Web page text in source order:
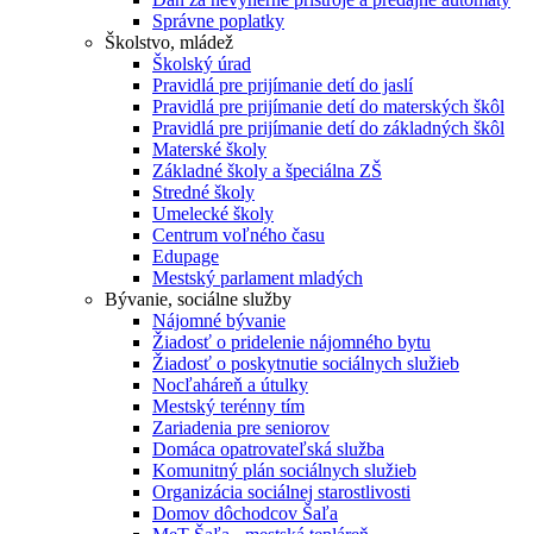
Správne poplatky
Školstvo, mládež
Školský úrad
Pravidlá pre prijímanie detí do jaslí
Pravidlá pre prijímanie detí do materských škôl
Pravidlá pre prijímanie detí do základných škôl
Materské školy
Základné školy a špeciálna ZŠ
Stredné školy
Umelecké školy
Centrum voľného času
Edupage
Mestský parlament mladých
Bývanie, sociálne služby
Nájomné bývanie
Žiadosť o pridelenie nájomného bytu
Žiadosť o poskytnutie sociálnych služieb
Nocľaháreň a útulky
Mestský terénny tím
Zariadenia pre seniorov
Domáca opatrovateľská služba
Komunitný plán sociálnych služieb
Organizácia sociálnej starostlivosti
Domov dôchodcov Šaľa